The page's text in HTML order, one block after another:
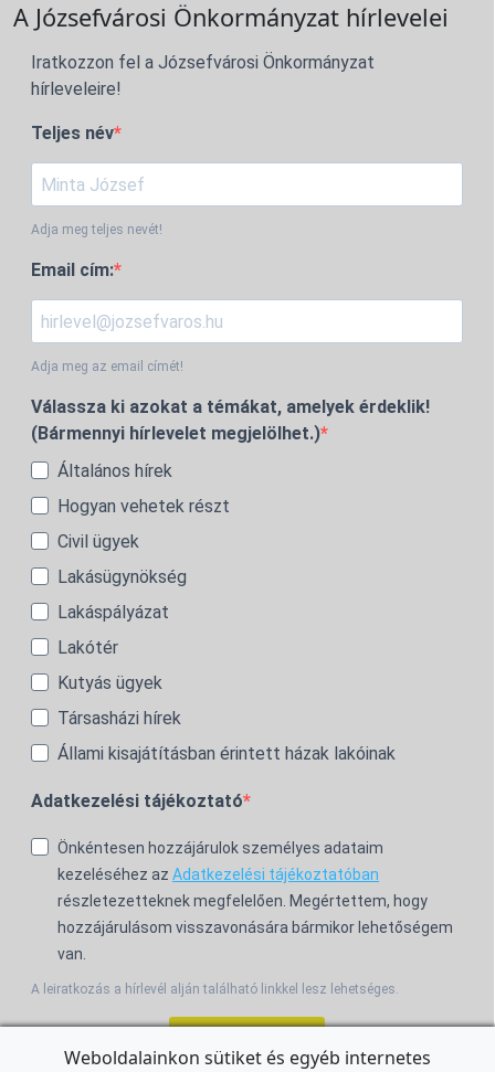
A Józsefvárosi Önkormányzat hírlevelei
Iratkozzon fel a Józsefvárosi Önkormányzat
hírleveleire!
Teljes név
Adja meg teljes nevét!
Email cím:
Adja meg az email címét!
Válassza ki azokat a témákat, amelyek érdeklik!
(Bármennyi hírlevelet megjelölhet.)
Általános hírek
Hogyan vehetek részt
Civil ügyek
Lakásügynökség
Lakáspályázat
Lakótér
Kutyás ügyek
Társasházi hírek
Állami kisajátításban érintett házak lakóinak
Adatkezelési tájékoztató
Önkéntesen hozzájárulok személyes adataim
kezeléséhez az Adatkezelési tájékoztatóban
részletezetteknek megfelelően. Megértettem, hogy
hozzájárulásom visszavonására bármikor lehetőségem
van.
A leiratkozás a hírlevél alján található linkkel lesz lehetséges.
Weboldalainkon sütiket és egyéb internetes